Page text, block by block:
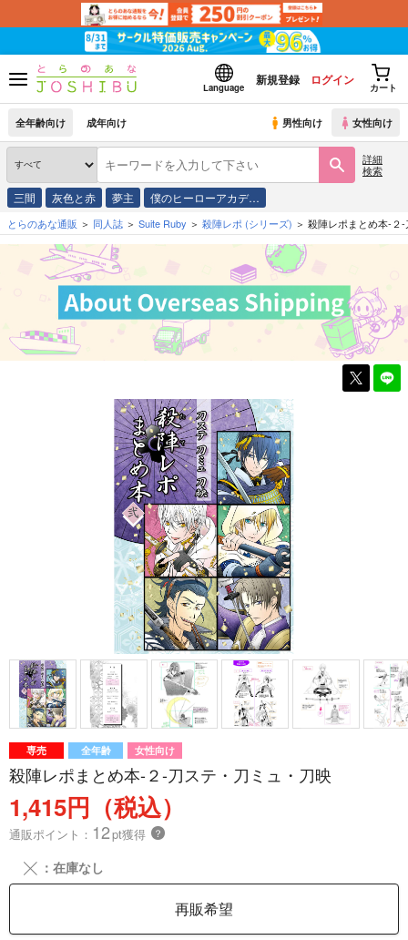
Language
新規登録 ログイン
カート
全年齢向け 成年向け 男性向け 女性向け
詳細
検索
三間 灰色と赤 夢主 僕のヒーローアカデ…
とらのあな通販 同人誌 Suite Ruby 殺陣レポ (シリーズ) 殺陣レポまとめ本-２
専売 全年齢 女性向け
殺陣レポまとめ本-２-刀ステ・刀ミュ・刀映
1,415円（税込）
通販ポイント： 12pt獲得 ？
╳ ：在庫なし
再販希望